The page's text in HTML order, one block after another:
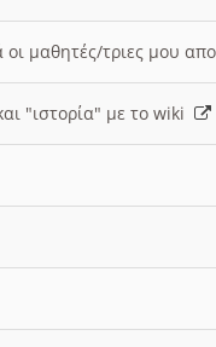
οι μαθητές/τριες μου
"ιστορία" με το wiki